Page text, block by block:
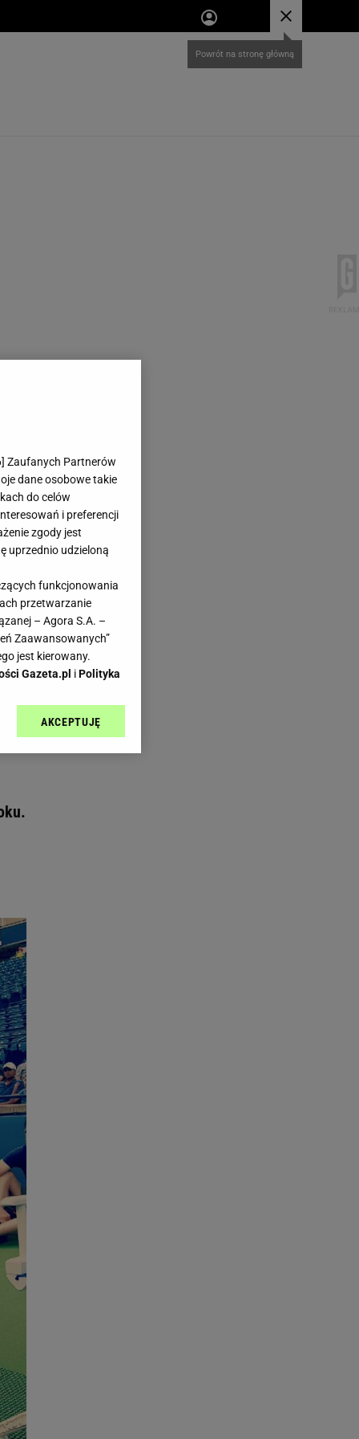
] Zaufanych Partnerów
dane osobowe takie
do celów
i preferencji
zgody jest
uprzednio udzieloną
funkcjonowania
przetwarzanie
– Agora S.A. –
Zaawansowanych”
jest kierowany.
Gazeta.pl iPolityka
sp. z o.o., jej
AKCEPTUJĘ